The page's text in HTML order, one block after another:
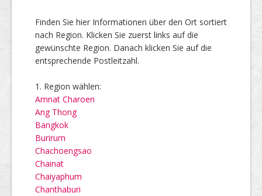
Finden Sie hier Informationen über den Ort sortiert
nach Region. Klicken Sie zuerst links auf die
gewünschte Region. Danach klicken Sie auf die
entsprechende Postleitzahl.
1. Region wählen:
Amnat Charoen
Ang Thong
Bangkok
Burirum
Chachoengsao
Chainat
Chaiyaphum
Chanthaburi